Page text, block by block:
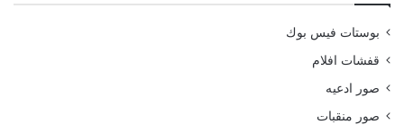
بوستات فيس بوك
قفشات افلام
صور ادعيه
صور منقبات